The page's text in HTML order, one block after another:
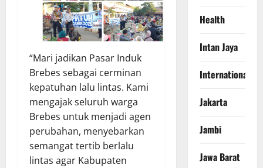
“Mari jadikan Pasar Induk
Brebes sebagai cerminan
kepatuhan lalu lintas. Kami
mengajak seluruh warga
Brebes untuk menjadi agen
perubahan, menyebarkan
semangat tertib berlalu
lintas agar Kabupaten
Health
Intan Jaya
International
Jakarta
Jambi
Jawa Barat